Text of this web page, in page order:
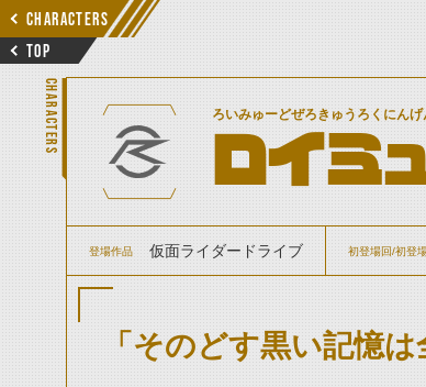
CHARACTERS
TOP
CHARACTERS ろいみゅーどぜろきゅうろくにんげ
ロイ
登場作品 仮面ライダードライブ 初登場回/初登
「そのどす黒い記憶